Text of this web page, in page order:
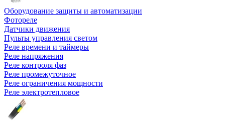
Оборудование защиты и автоматизации
Фотореле
Датчики движения
Пульты управления светом
Реле времени и таймеры
Реле напряжения
Реле контроля фаз
Реле промежуточное
Реле ограничения мощности
Реле электротепловое